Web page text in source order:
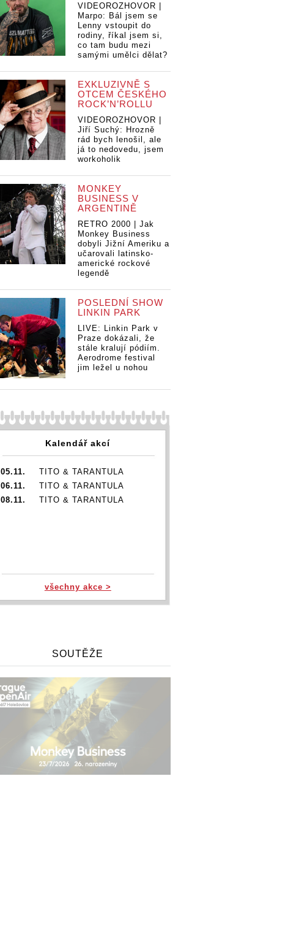
VIDEOROZHOVOR |
Marpo: Bál jsem se
Lenny vstoupit do
rodiny, říkal jsem si,
co tam budu mezi
samými umělci dělat?
EXKLUZIVNĚ S
OTCEM ČESKÉHO
ROCK’N’ROLLU
VIDEOROZHOVOR |
Jiří Suchý: Hrozně
rád bych lenošil, ale
já to nedovedu, jsem
workoholik
MONKEY
BUSINESS V
ARGENTINĚ
RETRO 2000 | Jak
Monkey Business
dobyli Jižní Ameriku a
učarovali latinsko-
americké rockové
legendě
POSLEDNÍ SHOW
LINKIN PARK
LIVE: Linkin Park v
Praze dokázali, že
stále kralují pódiím.
Aerodrome festival
jim ležel u nohou
Kalendář akcí
05.11.
TITO & TARANTULA
06.11.
TITO & TARANTULA
08.11.
TITO & TARANTULA
všechny akce >
SOUTĚŽE